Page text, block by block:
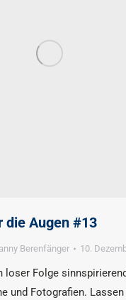
die Augen #13
Berenfänger 10.
loser Folge
und Fotografien.